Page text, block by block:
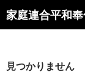
検
索
ン
見つかりません